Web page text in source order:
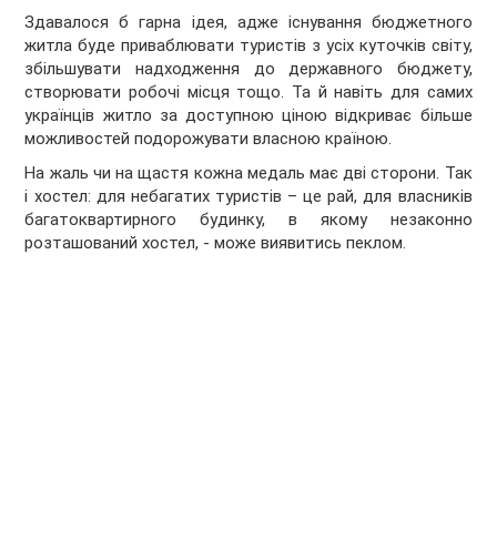
Здавалося б гарна ідея, адже існування бюджетного
житла буде приваблювати туристів з усіх куточків світу,
збільшувати надходження до державного бюджету,
створювати робочі місця тощо. Та й навіть для самих
українців житло за доступною ціною відкриває більше
можливостей подорожувати власною країною.
На жаль чи на щастя кожна медаль має дві сторони. Так
і хостел: для небагатих туристів – це рай, для власників
багатоквартирного будинку, в якому незаконно
розташований хостел, - може виявитись пеклом.